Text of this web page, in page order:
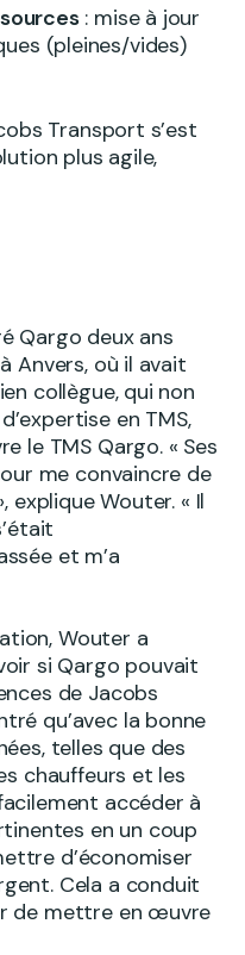
: mise à jour
(pleines/vides)
Transport s’est
plus agile,
Qargo deux ans
Anvers, où il avait
collègue, qui non
en TMS,
le TMS Qargo. « Ses
me convaincre de
explique Wouter. « Il
et m’a
Wouter a
si Qargo pouvait
de Jacobs
qu’avec la bonne
telles que des
chauffeurs et les
accéder à
en un coup
d’économiser
Cela a conduit
de mettre en œuvre